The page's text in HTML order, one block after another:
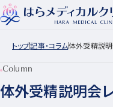
トップ記事・コラム体外受精説明
Column
体外受精説明会レ